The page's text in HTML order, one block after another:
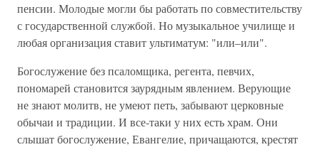
пенсии. Молодые могли бы работать по совместительству
с государственной службой. Но музыкальное училище и
любая организация ставит ультиматум: "или–или".
Богослужение без псаломщика, регента, певчих,
пономарей становится заурядным явлением. Верующие
не знают молитв, не умеют петь, забывают церковные
обычаи и традиции. И все-таки у них есть храм. Они
слышат богослужение, Евангелие, причащаются, крестят